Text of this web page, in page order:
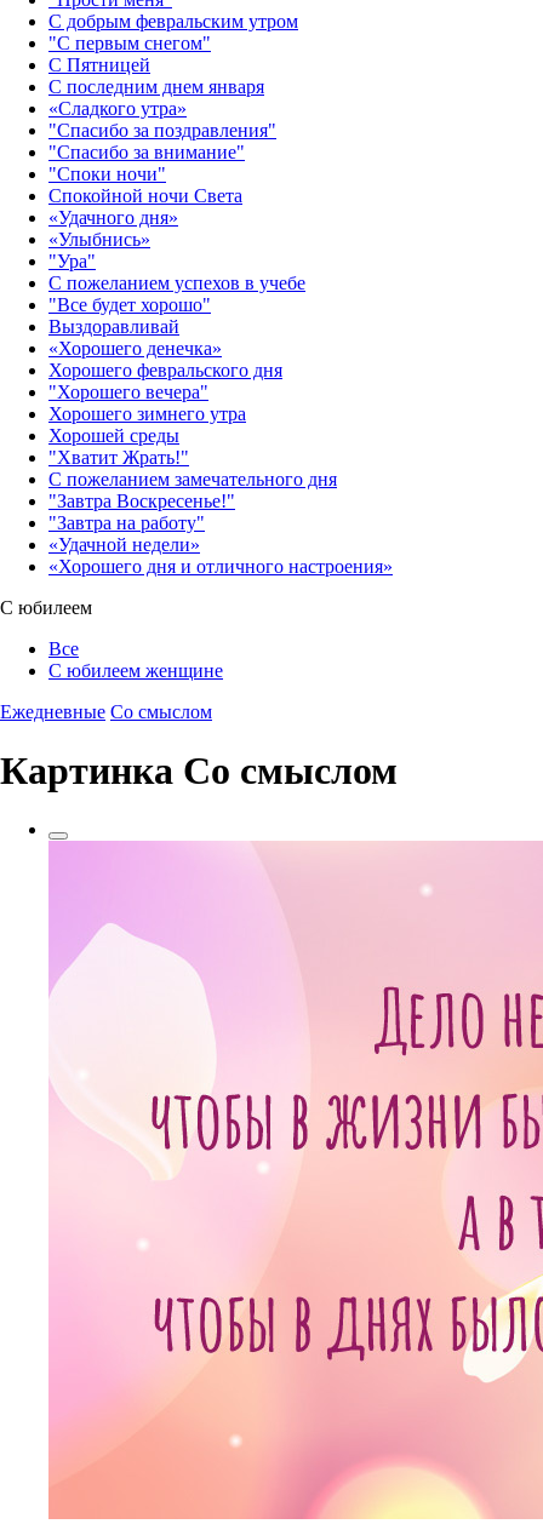
С добрым февральским утром
"С первым снегом"
С Пятницей
С последним днем января
«Сладкого утра»‎
"Спасибо за поздравления"
"Спасибо за внимание"
"Споки ночи"
Спокойной ночи Света
«Удачного дня»‎
«Улыбнись»‎
"Ура"
С пожеланием успехов в учебе
"Все будет хорошо"
Выздоравливай
«‎Хорошего денечка»‎
Хорошего февральского дня
"Хорошего вечера"
Хорошего зимнего утра
Хорошей среды
"Хватит Жрать!"
С пожеланием замечательного дня
"Завтра Воскресенье!"
"Завтра на работу"
«Удачной недели»‎
«Хорошего дня и отличного настроения»‎
С юбилеем
Все
С юбилеем женщине
Ежедневные Со смыслом
Картинка Со смыслом